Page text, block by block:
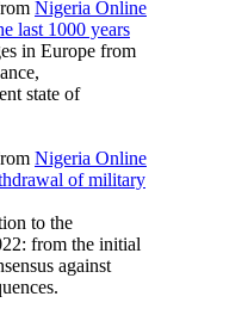
Nigeria Online
last 1000 years
in Europe from
state of
Nigeria Online
of military
to the
from the initial
against